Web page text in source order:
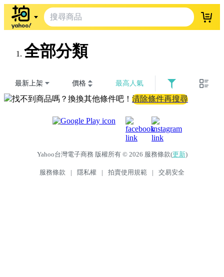
登入
全部分類
最新上架 價格 最高人氣
找不到商品嗎？換換其他條件吧！ 清除條件再搜尋
Yahoo台灣電子商務 版權所有 © 2026 服務條款(更新)
服務條款 | 隱私權 | 拍賣使用規範 | 交易安全